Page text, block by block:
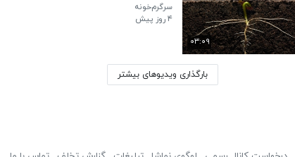
۰۳:۰۹
سرگرم‌خونه
۴ روز پیش
بارگذاری ویدیوهای بیشتر